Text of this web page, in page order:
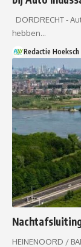
DORDRECHT -
hebben…
Redactie Hoeksch
HEINENOORD /